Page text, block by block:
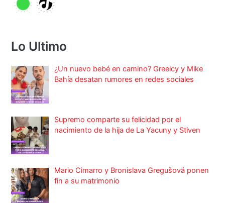
Lo Ultimo
¿Un nuevo bebé en camino? Greeicy y Mike
Bahía desatan rumores en redes sociales
Supremo comparte su felicidad por el
nacimiento de la hija de La Yacuny y Stiven
Mario Cimarro y Bronislava Gregušová ponen
fin a su matrimonio